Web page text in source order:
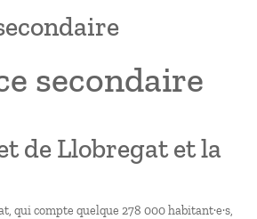
secondaire
de Llobregat et la
qui compte quelque 278 000 habitant·e·s,